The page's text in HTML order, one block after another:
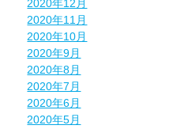
2020年12月
2020年11月
2020年10月
2020年9月
2020年8月
2020年7月
2020年6月
2020年5月